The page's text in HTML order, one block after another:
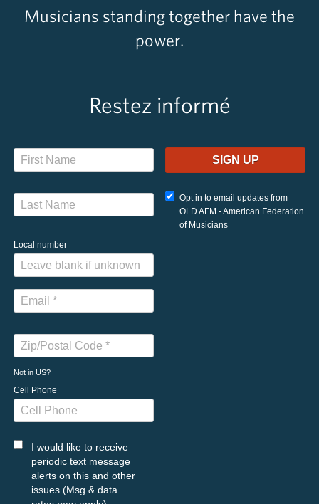
Musicians standing together have the
power.
Restez informé
Local number
Not in US?
Cell Phone
I would like to receive
periodic text message
alerts on this and other
issues (Msg & data
Opt in to email updates from
OLD AFM - American Federation
of Musicians